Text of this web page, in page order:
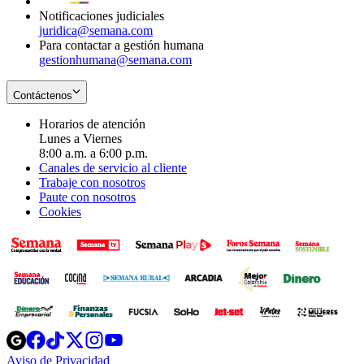
Notificaciones judiciales
juridica@semana.com
Para contactar a gestión humana
gestionhumana@semana.com
Contáctenos
Horarios de atención
Lunes a Viernes
8:00 a.m. a 6:00 p.m.
Canales de servicio al cliente
Trabaje con nosotros
Paute con nosotros
Cookies
Opens
in
Opens
in
Opens
in
Opens
Aviso de Privacidad